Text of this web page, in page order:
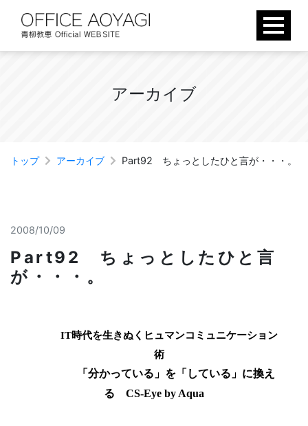
content
アーカ イ ブ
トップ アーカイブ Part92 ちょっとしたひと言が・・・。
2008/10/09
Part92 ちょっとしたひと言
が・・・。
IT時代を生きぬくヒュマンコミュニケーション
術
「分かっている」を「している」に換え
る CS-Eye by Aqua